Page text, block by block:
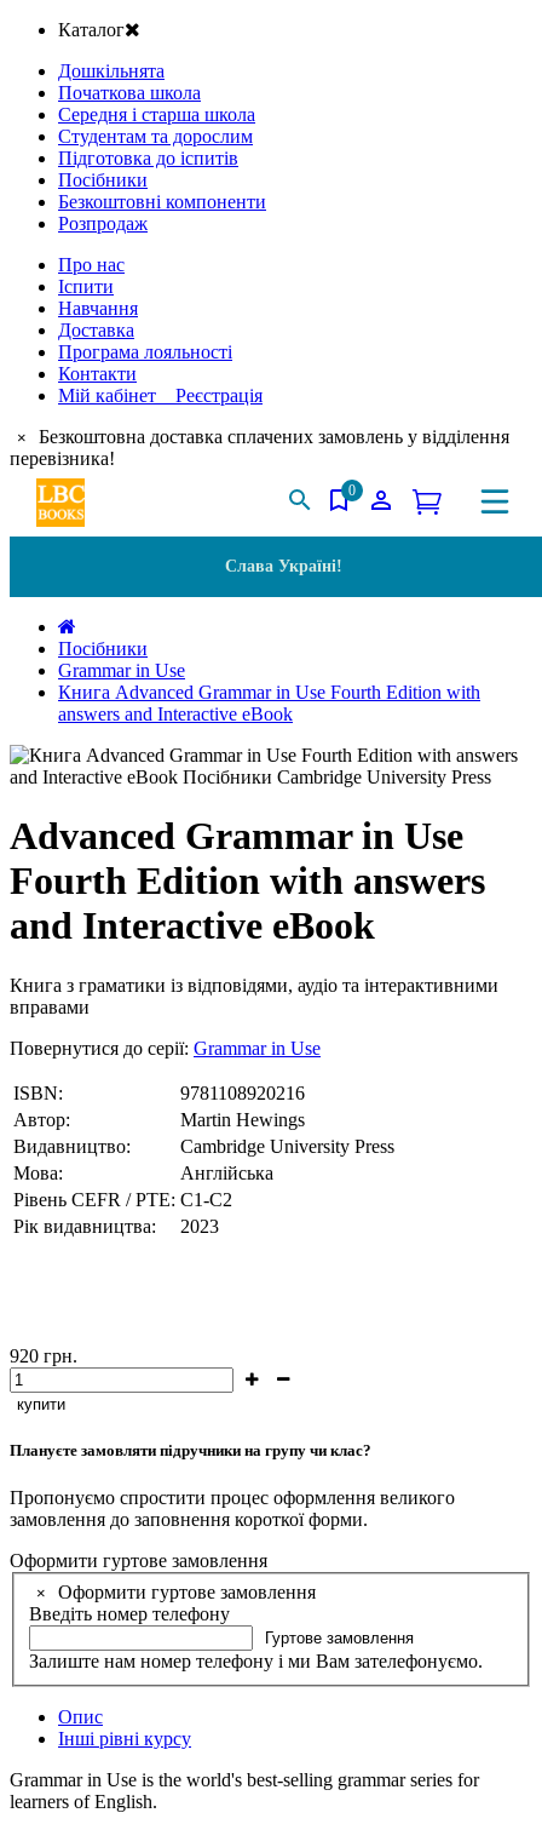
Каталог
Дошкільнята
Початкова школа
Середня і старша школа
Студентам та дорослим
Підготовка до іспитів
Посібники
Безкоштовні компоненти
Розпродаж
Про нас
Іспити
Навчання
Доставка
Програма лояльності
Контакти
Мій кабінет Реєстрація
×
Безкоштовна доставка сплачених замовлень у відділення
перевізника!
0
Слава Україні!
Посібники
Grammar in Use
Книга Advanced Grammar in Use Fourth Edition with
answers and Interactive eBook
Advanced Grammar in Use
Fourth Edition with answers
and Interactive eBook
Книга з граматики із відповідями, аудіо та інтерактивними
вправами
Повернутися до серії: Grammar in Use
ISBN:
9781108920216
Автор:
Martin Hewings
Видавництво:
Cambridge University Press
Мова:
Англійська
Рівень CEFR / PTE: С1-C2
Рік видавництва:
2023
920 грн.
купити
Плануєте замовляти підручники на групу чи клас?
Пропонуємо спростити процес оформлення великого
замовлення до заповнення короткої форми.
Оформити гуртове замовлення
×
Оформити гуртове замовлення
Введіть номер телефону
Гуртове замовлення
Залиште нам номер телефону і ми Вам зателефонуємо.
Опис
Інші рівні курсу
Grammar in Use is the world's best-selling grammar series for
learners of English.